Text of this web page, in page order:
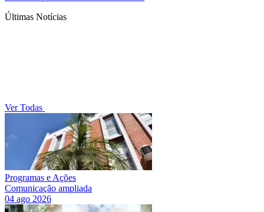
Últimas Notícias
Ver Todas
Programas e Ações
Comunicação ampliada
04 ago 2026